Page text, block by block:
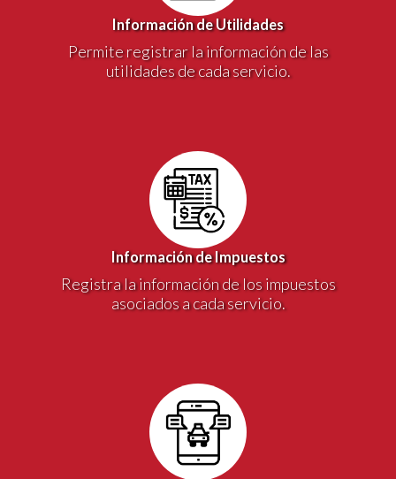
Información de Utilidades
Permite registrar la información de las
utilidades de cada servicio.
Información de Impuestos
Registra la información de los impuestos
asociados a cada servicio.